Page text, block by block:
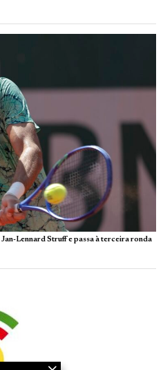
Lennard Struff e passa à terceira ronda